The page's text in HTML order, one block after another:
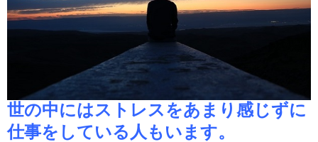
世の中にはストレスをあまり感じずに
仕事をしている人もいます。